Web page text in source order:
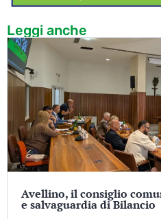
Leggi anche
Avellino, il consiglio
e salvaguardia di Bilancio